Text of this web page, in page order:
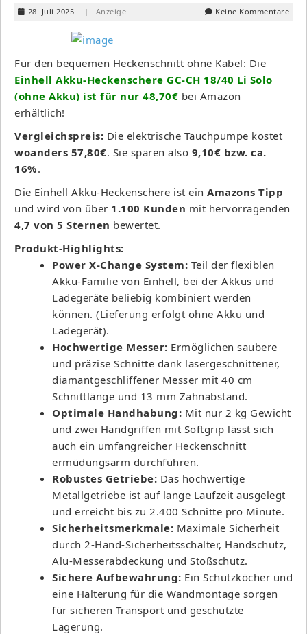
28. Juli 2025 | Anzeige Keine Kommentare
Für den bequemen Heckenschnitt ohne Kabel: Die
Einhell Akku-Heckenschere GC-CH 18/40 Li Solo
(ohne Akku) ist für nur 48,70€ bei Amazon
erhältlich!
Vergleichspreis: Die elektrische Tauchpumpe kostet
woanders 57,80€. Sie sparen also 9,10€ bzw. ca.
16%.
Die Einhell Akku-Heckenschere ist ein Amazons Tipp
und wird von über 1.100 Kunden mit hervorragenden
4,7 von 5 Sternen bewertet.
Produkt-Highlights:
Power X-Change System: Teil der flexiblen
Akku-Familie von Einhell, bei der Akkus und
Ladegeräte beliebig kombiniert werden
können. (Lieferung erfolgt ohne Akku und
Ladegerät).
Hochwertige Messer: Ermöglichen saubere
und präzise Schnitte dank lasergeschnittener,
diamantgeschliffener Messer mit 40 cm
Schnittlänge und 13 mm Zahnabstand.
Optimale Handhabung: Mit nur 2 kg Gewicht
und zwei Handgriffen mit Softgrip lässt sich
auch ein umfangreicher Heckenschnitt
ermüdungsarm durchführen.
Robustes Getriebe: Das hochwertige
Metallgetriebe ist auf lange Laufzeit ausgelegt
und erreicht bis zu 2.400 Schnitte pro Minute.
Sicherheitsmerkmale: Maximale Sicherheit
durch 2-Hand-Sicherheitsschalter, Handschutz,
Alu-Messerabdeckung und Stoßschutz.
Sichere Aufbewahrung: Ein Schutzköcher und
eine Halterung für die Wandmontage sorgen
für sicheren Transport und geschützte
Lagerung.